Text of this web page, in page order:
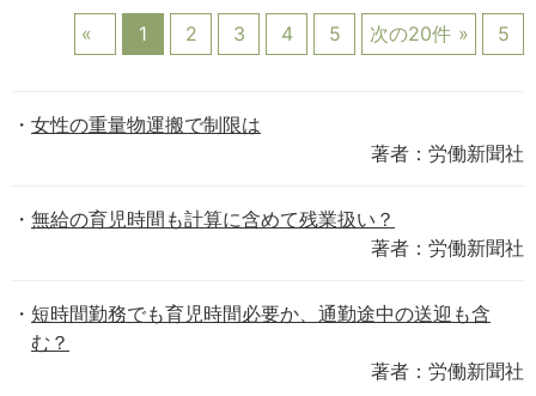
1
2 3 4 5 次の20件 5
女性の重量物運搬で制限は
著者：労働新聞社
無給の育児時間も計算に含めて残業扱い？
著者：労働新聞社
短時間勤務でも育児時間必要か、通勤途中の送迎も含
む？
著者：労働新聞社